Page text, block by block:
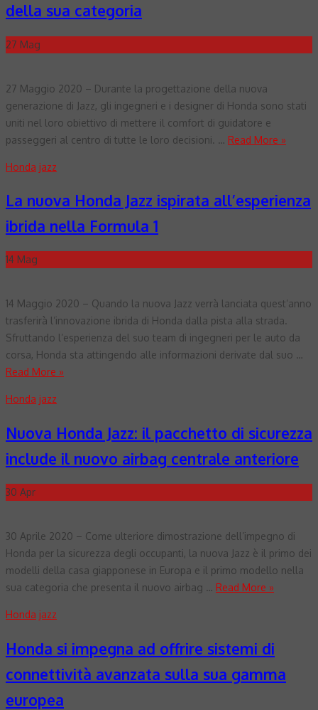
della sua categoria
27 Mag
27 Maggio 2020 – Durante la progettazione della nuova
generazione di Jazz, gli ingegneri e i designer di Honda sono stati
uniti nel loro obiettivo di mettere il comfort di guidatore e
passeggeri al centro di tutte le loro decisioni. … Read More »
Honda jazz
La nuova Honda Jazz ispirata all’esperienza
ibrida nella Formula 1
14 Mag
14 Maggio 2020 – Quando la nuova Jazz verrà lanciata quest’anno
trasferirà l’innovazione ibrida di Honda dalla pista alla strada.
Sfruttando l’esperienza del suo team di ingegneri per le auto da
corsa, Honda sta attingendo alle informazioni derivate dal suo …
Read More »
Honda jazz
Nuova Honda Jazz: il pacchetto di sicurezza
include il nuovo airbag centrale anteriore
30 Apr
30 Aprile 2020 – Come ulteriore dimostrazione dell’impegno di
Honda per la sicurezza degli occupanti, la nuova Jazz è il primo dei
modelli della casa giapponese in Europa e il primo modello nella
sua categoria che presenta il nuovo airbag … Read More »
Honda jazz
Honda si impegna ad offrire sistemi di
connettività avanzata sulla sua gamma
europea